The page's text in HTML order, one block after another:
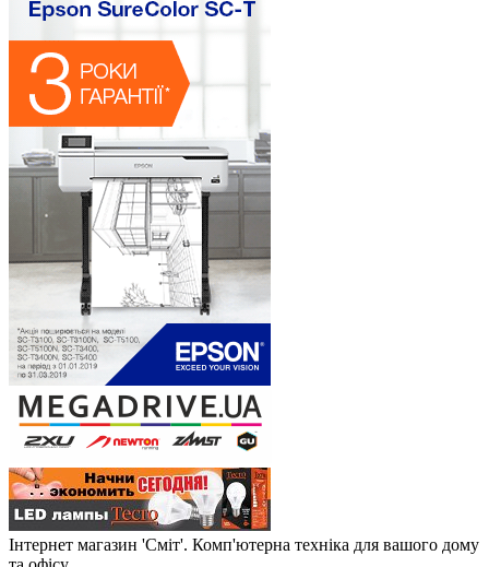
Інтернет магазин 'Сміт'. Комп'ютерна техніка для вашого дому